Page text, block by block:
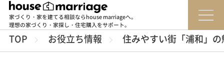
家づくり・家を建てる相談ならhouse marriageへ。
理想の家づくり・家探し・住宅購入をサポート。
TOP お役立ち情報 住みやすい街「浦和」